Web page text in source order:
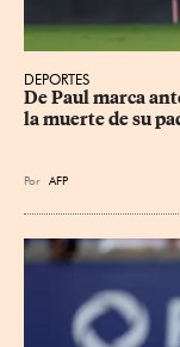
DEPORTES
De Paul marca
la muerte de su
Por AFP